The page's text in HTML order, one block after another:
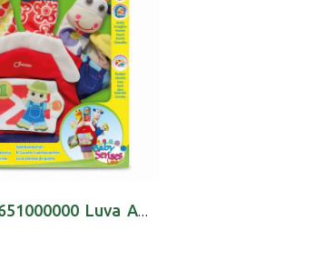
Ch.Bri7651000000 Luva Animais Quinta